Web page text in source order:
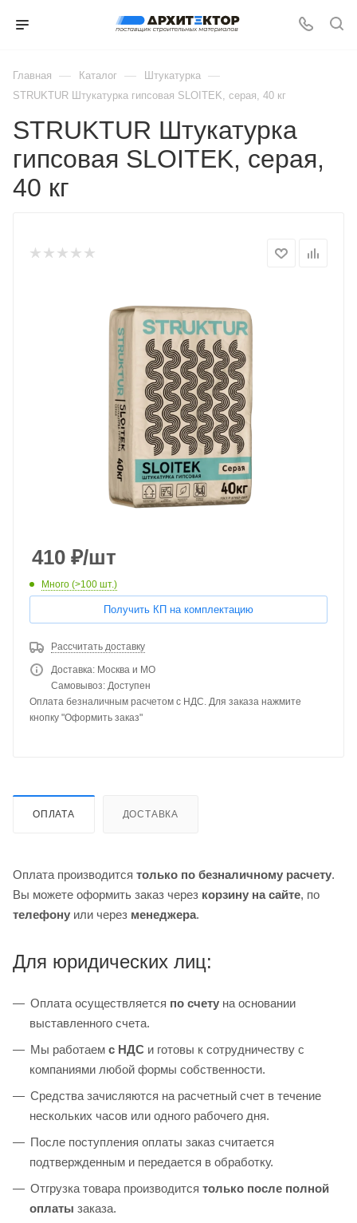
Главная — Каталог — Штукатурка —
STRUKTUR Штукатурка гипсовая SLOITEK, серая, 40 кг
STRUKTUR Штукатурка
гипсовая SLOITEK, серая,
40 кг
410 ₽/шт
Много (>100 шт.)
Получить КП на комплектацию
Рассчитать доставку
Доставка: Москва и МО
Самовывоз: Доступен
Оплата безналичным расчетом с НДС. Для заказа нажмите
кнопку "Оформить заказ"
ОПЛАТА ДОСТАВКА
Оплата производится только по безналичному расчету.
Вы можете оформить заказ через корзину на сайте, по
телефону или через менеджера.
Для юридических лиц:
Оплата осуществляется по счету на основании
выставленного счета.
Мы работаем с НДС и готовы к сотрудничеству с
компаниями любой формы собственности.
Средства зачисляются на расчетный счет в течение
нескольких часов или одного рабочего дня.
После поступления оплаты заказ считается
подтвержденным и передается в обработку.
Отгрузка товара производится только после полной
оплаты заказа.